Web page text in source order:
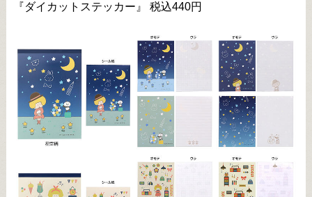
『ダイカットステッカー』 税込440円